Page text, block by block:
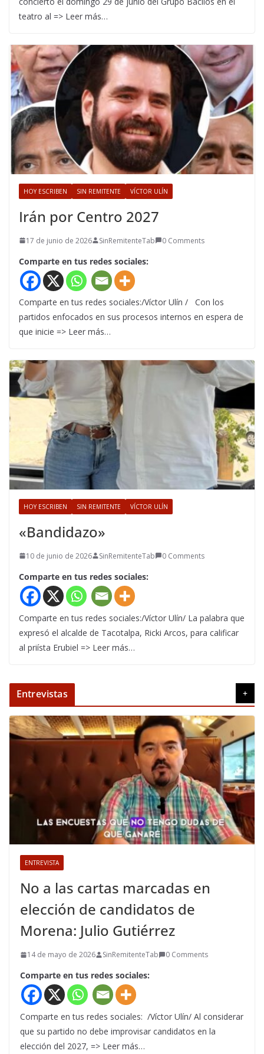
teatro al => Leer más…
HOY ESCRIBEN SIN REMITENTE VÍCTOR ULÍN
Irán por Centro 2027
17 de junio de 2026 SinRemitenteTab 0 Comments
Comparte en tus redes sociales:
Comparte en tus redes sociales:/Víctor Ulín / Con los
partidos enfocados en sus procesos internos en espera de
que inicie => Leer más…
HOY ESCRIBEN SIN REMITENTE VÍCTOR ULÍN
«Bandidazo»
10 de junio de 2026 SinRemitenteTab 0 Comments
Comparte en tus redes sociales:
Comparte en tus redes sociales:/Víctor Ulín/ La palabra que
expresó el alcalde de Tacotalpa, Ricki Arcos, para calificar
al priísta Erubiel => Leer más…
Entrevistas +
ENTREVISTA
No a las cartas marcadas en
elección de candidatos de
Morena: Julio Gutiérrez
14 de mayo de 2026 SinRemitenteTab 0 Comments
Comparte en tus redes sociales:
Comparte en tus redes sociales: /Víctor Ulín/ Al considerar
que su partido no debe improvisar candidatos en la
elección del 2027, => Leer más…